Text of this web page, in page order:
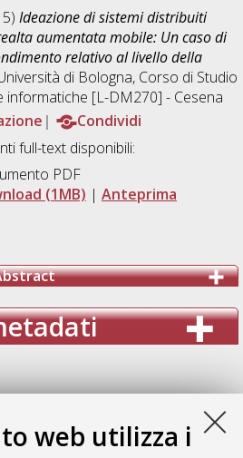
web utilizza i
Ideazione di sistemi distribuiti
aumentata mobile: Un caso di
relativo al livello della
di Bologna, Corso di Studio
informatiche [L-DM270] - Cesena
Condividi
full-text disponibili:
PDF
(1MB) | Anteprima